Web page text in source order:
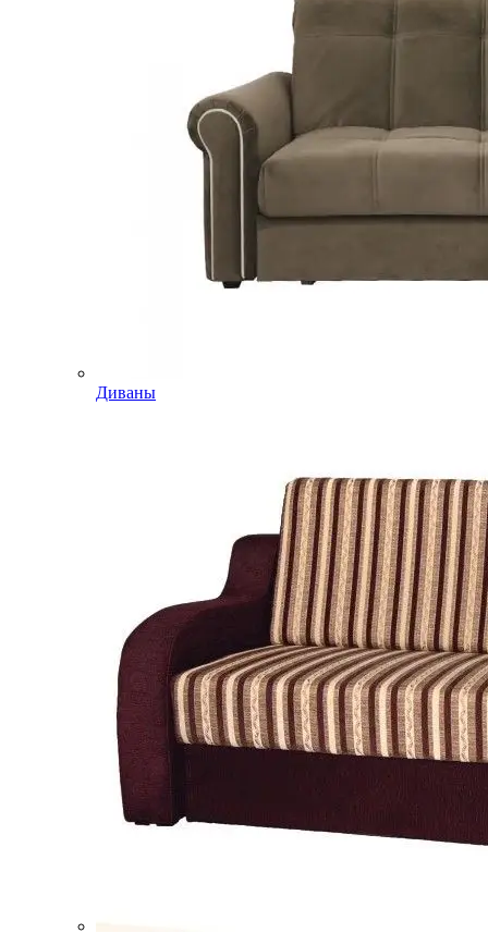
Диваны